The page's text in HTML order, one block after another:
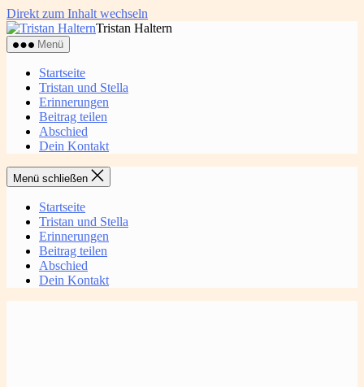
Direkt zum Inhalt wechseln
Tristan Haltern
Menü
Startseite
Tristan und Stella
Erinnerungen
Beitrag teilen
Abschied
Dein Kontakt
Menü schließen
Startseite
Tristan und Stella
Erinnerungen
Beitrag teilen
Abschied
Dein Kontakt